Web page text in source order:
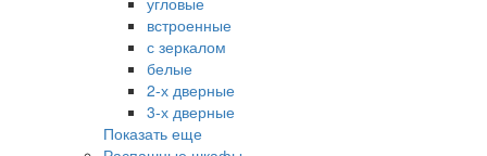
встроенные
с зеркалом
белые
2-х дверные
3-х дверные
Показать еще